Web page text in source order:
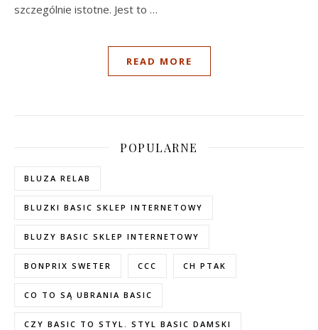
szczególnie istotne. Jest to …
READ MORE
POPULARNE
BLUZA RELAB
BLUZKI BASIC SKLEP INTERNETOWY
BLUZY BASIC SKLEP INTERNETOWY
BONPRIX SWETER CCC CH PTAK
CO TO SĄ UBRANIA BASIC
CZY BASIC TO STYL. STYL BASIC DAMSKI